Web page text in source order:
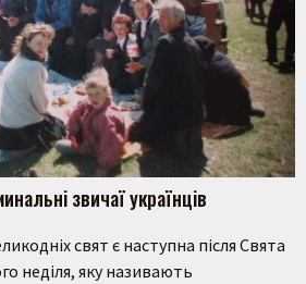
на сайті
Шукати
звичаї українців
свят є наступна після Свята
неділя, яку називають